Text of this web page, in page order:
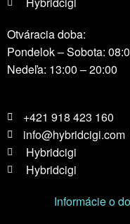
Otváracia doba:
Pondelok – Sobota:
Nedeľa: 13:00 – 20:00
+421 918 423 160
info@hybridcigi.com
Hybridcigi
Hybridcigi
Informácie o